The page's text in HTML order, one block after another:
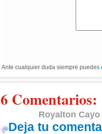
Ante cualquier duda siempre puedes
6 Comentarios:
Royalton
Deja tu